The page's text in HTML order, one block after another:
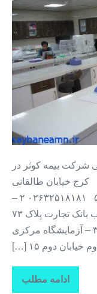
شرکت بیمه کوثر در
کرج خیابان طالقانی
بلوار تعاون بلوار تربیت نبش تربت ۵ ۰۲۶۳۲۵۱۸۱۸۱ ۲ –
آزمایشگاه بهنود کرج خیابان درختی جنب بانک تجارت پلاک ۷۳
ساحتمان ایران زمین ۰۲۶۳۳۵۱۷۴۶۰ ۳ – آزمایشگاه مرکزی
دوم ۱۵ […]
ادامه مطلب
بیمه